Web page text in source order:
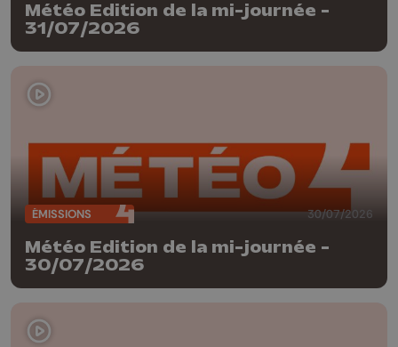
Météo Edition de la mi-journée -
31/07/2026
ÉMISSIONS 30/07/2026
Météo Edition de la mi-journée -
30/07/2026